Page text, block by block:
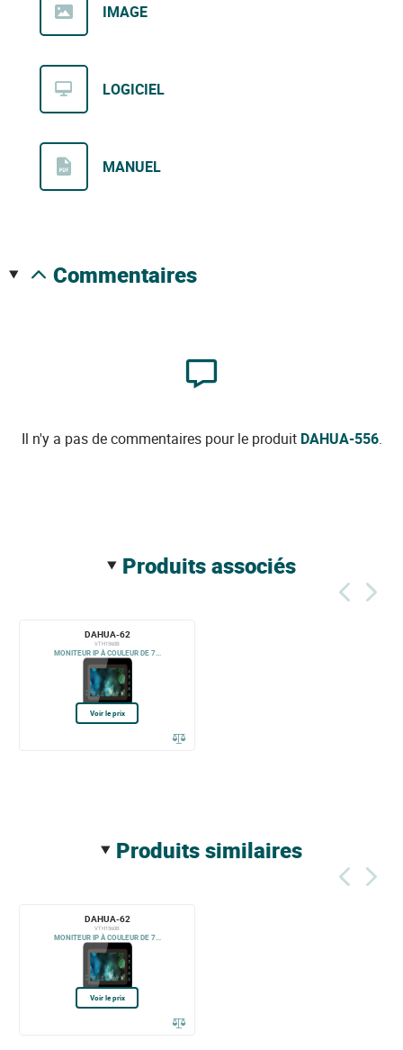
IMAGE
LOGICIEL
MANUEL
commentaires
Il n'y a pas de commentaires pour le produit DAHUA-556.
produits associés
DAHUA-62
VTH1560B
MONITEUR IP À COULEUR DE 7...
Voir le prix
produits similaires
DAHUA-62
VTH1560B
MONITEUR IP À COULEUR DE 7...
Voir le prix